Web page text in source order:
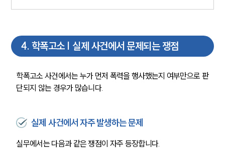
4. 학폭고소 | 실제 사건에서 문제되는 쟁점
학폭고소 사건에서는 누가 먼저 폭력을 행사했는지 여부만으로 판
단되지 않는 경우가 많습니다.
실제 사건에서 자주 발생하는 문제
실무에서는 다음과 같은 쟁점이 자주 등장합니다.